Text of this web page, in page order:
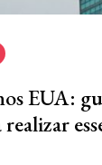
EUA: